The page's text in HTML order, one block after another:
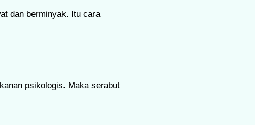
dan berminyak. Itu cara
psikologis. Maka serabut